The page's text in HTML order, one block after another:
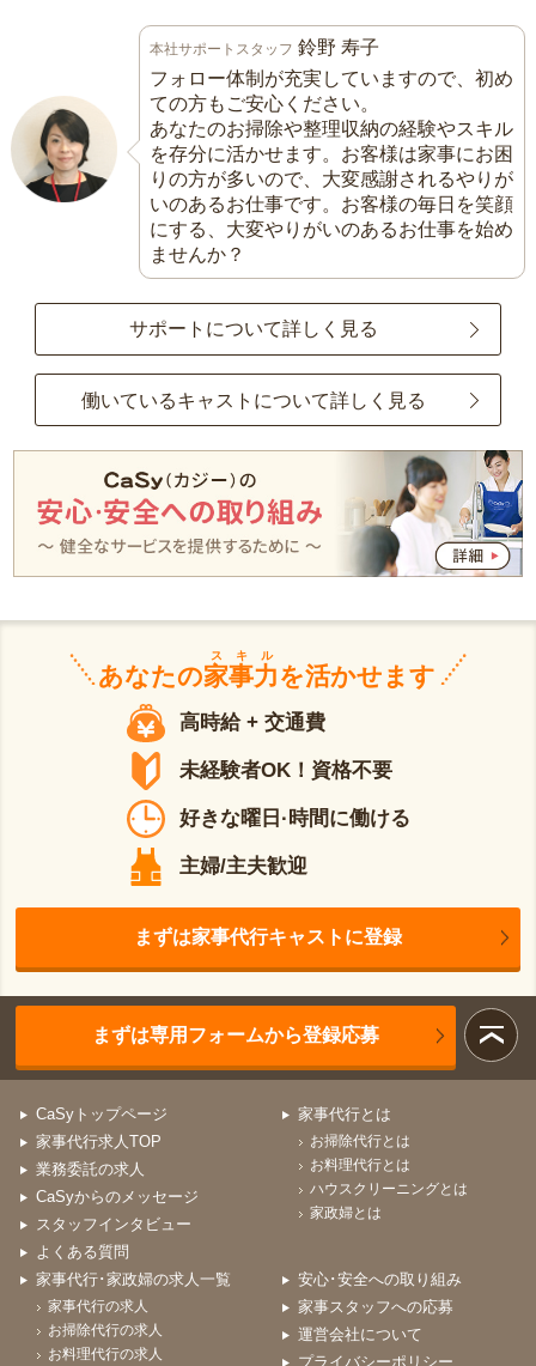
本社サポートスタッフ 鈴野 寿子
フォロー体制が充実していますので、初め
ての方もご安心ください。
あなたのお掃除や整理収納の経験やスキル
を存分に活かせます。お客様は家事にお困
りの方が多いので、大変感謝されるやりが
いのあるお仕事です。お客様の毎日を笑顔
にする、大変やりがいのあるお仕事を始め
ませんか？
サポートについて詳しく見る
働いているキャストについて詳しく見る
あなたの家事力
スキル
を活かせます
高時給 + 交通費
未経験者OK！資格不要
好きな曜日·時間に働ける
主婦/主夫歓迎
まずは家事代行キャストに登録
まずは専用フォームから登録応募
CaSyトップページ
家事代行求人TOP
業務委託の求人
CaSyからのメッセージ
スタッフインタビュー
よくある質問
家事代行とは
お掃除代行とは
お料理代行とは
ハウスクリーニングとは
家政婦とは
家事代行･家政婦の求人一覧
家事代行の求人
お掃除代行の求人
お料理代行の求人
安心･安全への取り組み
家事スタッフへの応募
運営会社について
プライバシーポリシー